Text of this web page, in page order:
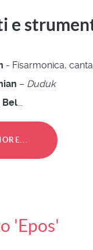
e
- Fisarmonica,
– Duduk
Bel...
'Epos'